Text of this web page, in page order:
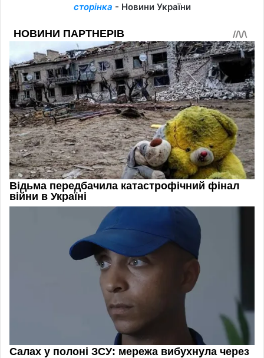
сторінка - Новини України